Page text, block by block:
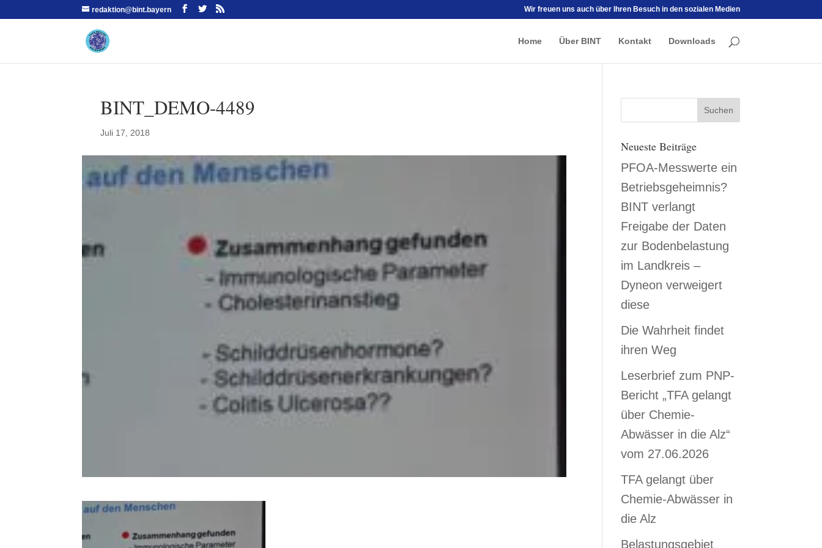
redaktion@bint.bayern Wir freuen uns auch über Ihren Besuch in den sozialen Medien
Home Über BINT Kontakt Downloads
BINT_DEMO-4489
Juli 17, 2018
Neueste Beiträge
PFOA-Messwerte ein
Betriebsgeheimnis?
BINT verlangt
Freigabe der Daten
zur Bodenbelastung
im Landkreis –
Dyneon verweigert
diese
Die Wahrheit findet
ihren Weg
Leserbrief zum PNP-
Bericht „TFA gelangt
über Chemie-
Abwässer in die Alz“
vom 27.06.2026
TFA gelangt über
Chemie-Abwässer in
die Alz
Belastungsgebiet